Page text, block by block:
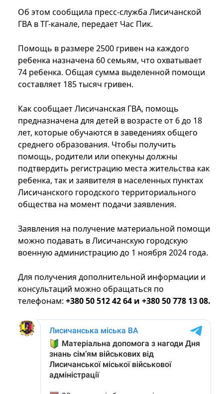
Об этом сообщила пресс-служба Лисичанской
ГВА в ТГ-канале, передает Час Пик.
Помощь в размере 2500 гривен на каждого
ребенка назначена 60 семьям, что охватывает
74 ребенка. Общая сумма выделенной помощи
составляет 185 тысяч гривен.
Как сообщает Лисичанская ГВА, помощь
предназначена для детей в возрасте от 6 до 18
лет, которые обучаются в заведениях общего
среднего образования. Чтобы получить
помощь, родители или опекуны должны
подтвердить регистрацию места жительства как
ребенка, так и заявителя в населенных пунктах
Лисичанского городского территориального
общества на момент подачи заявления.
Заявления на получение материальной помощи
можно подавать в Лисичанскую городскую
военную администрацию до 1 ноября 2024 года.
Для получения дополнительной информации и
консультаций можно обращаться по
телефонам: +380 50 512 42 64 и +380 50 778 13 08.